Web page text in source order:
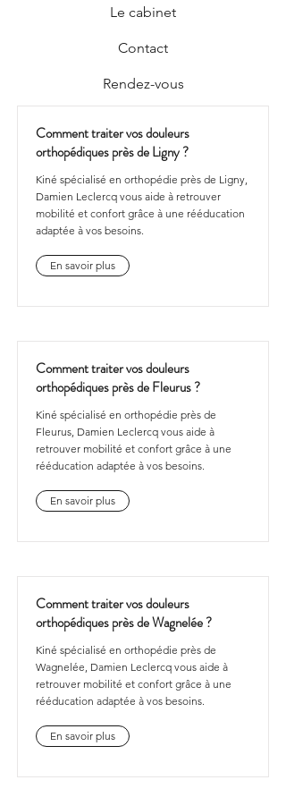
Le cabinet
Contact
Rendez-vous
Comment traiter vos douleurs
orthopédiques près de Ligny ?
Kiné spécialisé en orthopédie près de Ligny,
Damien Leclercq vous aide à retrouver
mobilité et confort grâce à une rééducation
adaptée à vos besoins.
En savoir plus
Comment traiter vos douleurs
orthopédiques près de Fleurus ?
Kiné spécialisé en orthopédie près de
Fleurus, Damien Leclercq vous aide à
retrouver mobilité et confort grâce à une
rééducation adaptée à vos besoins.
En savoir plus
Comment traiter vos douleurs
orthopédiques près de Wagnelée ?
Kiné spécialisé en orthopédie près de
Wagnelée, Damien Leclercq vous aide à
retrouver mobilité et confort grâce à une
rééducation adaptée à vos besoins.
En savoir plus